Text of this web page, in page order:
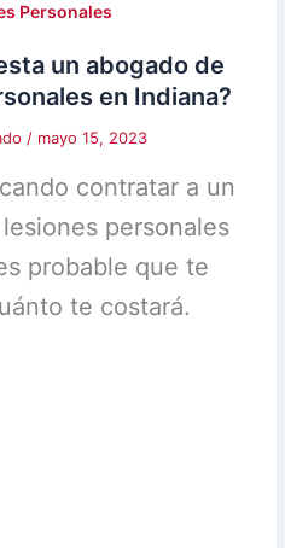
Personales
un abogado de
en Indiana?
/ mayo 15, 2023
contratar a un
personales
probable que te
te costará.